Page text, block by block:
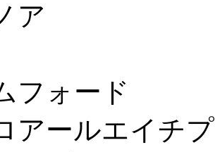
ア
フォード
アールエイチ